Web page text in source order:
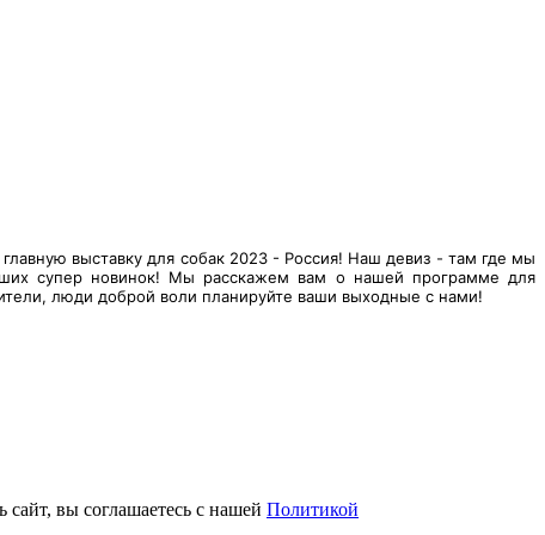
выставку для собак 2023 - Россия! Наш девиз - там где мы
супер новинок! Мы расскажем вам о нашей программе для
люди доброй воли планируйте ваши выходные с нами!
вы соглашаетесь с нашей Политикой